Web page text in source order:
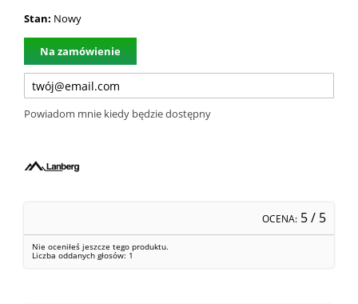
Stan: Nowy
Na zamówienie
Powiadom mnie kiedy będzie dostępny
OCENA: 5/ 5
Nie oceniłeś jeszcze tego produktu.
Liczba oddanych głosów: 1